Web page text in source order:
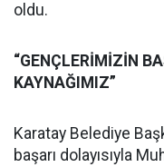
oldu.
“GENÇLERİMİZİN
KAYNAĞIMIZ”
Karatay Belediye
başarı dolayısıyla